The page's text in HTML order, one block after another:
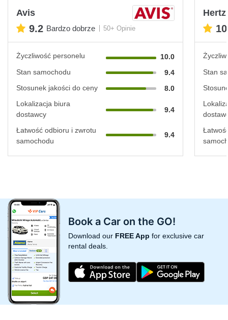
Avis
9.2 Bardzo dobrze 50+ Opinie
Życzliwość personelu
10.0
Stan samochodu
9.4
Stosunek jakości do ceny
8.0
Lokalizacja biura
dostawcy
9.4
Łatwość odbioru i zwrotu
samochodu
9.4
Hertz
Stan
Book a Car on the GO!
Download our FREE App for exclusive car
rental deals.